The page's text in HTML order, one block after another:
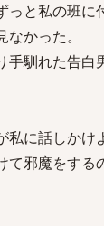
と私の班に
かった。
手馴れた告
に話しかけ
邪魔をする